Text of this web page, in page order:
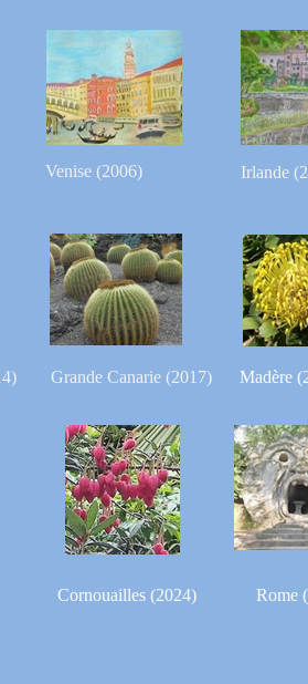
Venise (2006) Irlande
Grande Canarie (2017) Madère
Cornouailles (2024) Rome